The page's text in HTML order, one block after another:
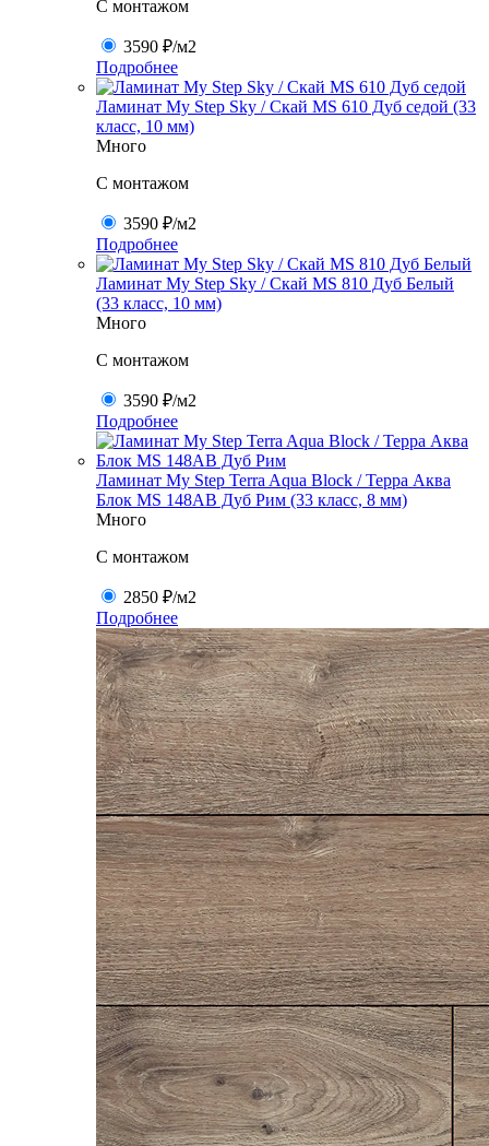
C монтажом
3590 ₽/м2
Подробнее
Ламинат My Step Sky / Скай MS 610 Дуб седой (33
класс, 10 мм)
Много
C монтажом
3590 ₽/м2
Подробнее
Ламинат My Step Sky / Скай MS 810 Дуб Белый
(33 класс, 10 мм)
Много
C монтажом
3590 ₽/м2
Подробнее
Ламинат My Step Terra Aqua Block / Терра Аква
Блок MS 148AB Дуб Рим (33 класс, 8 мм)
Много
C монтажом
2850 ₽/м2
Подробнее